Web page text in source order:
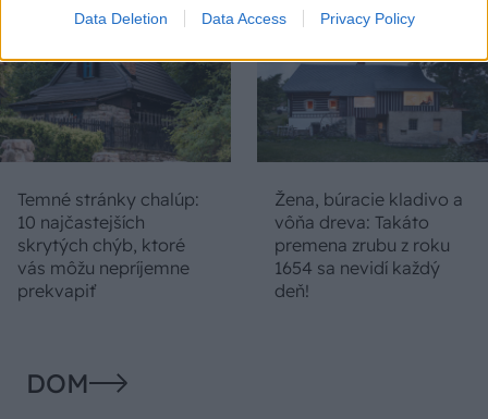
Data Deletion Data Access Privacy Policy
Temné stránky chalúp:
10 najčastejších
skrytých chýb, ktoré
vás môžu nepríjemne
prekvapiť
Žena, búracie kladivo a
vôňa dreva: Takáto
premena zrubu z roku
1654 sa nevidí každý
deň!
DOM